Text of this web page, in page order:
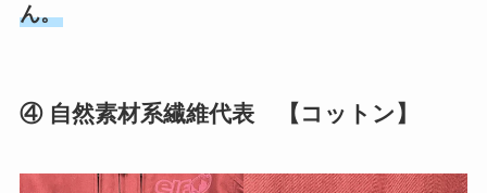
ん。
④ 自然素材系繊維代表 【コットン】